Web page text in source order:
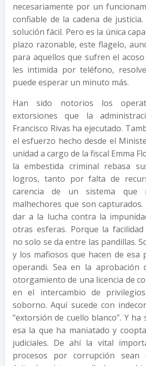
necesariamente por un
confiable de la cadena de
solución fácil. Pero es la única
plazo razonable, este flagelo,
para aquellos que sufren el
les intimida por teléfono,
puede esperar un minuto más.
Han sido notorios los
extorsiones que la
Francisco Rivas ha ejecutado.
el esfuerzo hecho desde el
unidad a cargo de la fiscal Emma
la embestida criminal rebasa
logros, tanto por falta de
carencia de un sistema que
malhechores que son
dar a la lucha contra la
otras esferas. Porque la
no solo se da entre las pandillas.
y los mafiosos que hacen de esa
operandi. Sea en la aprobación
otorgamiento de una licencia de
en el intercambio de
soborno. Aquí sucede con
“extorsión de cuello blanco”. Y ha
esa la que ha maniatado y
judiciales. De ahí la vital
procesos por corrupción sean